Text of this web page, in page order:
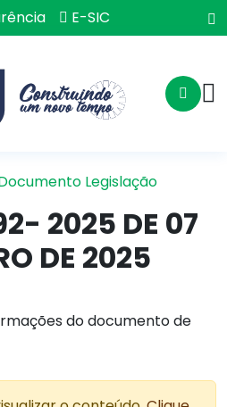
E-SIC
Legislação
2025 DE 07
DE 2025
do documento de